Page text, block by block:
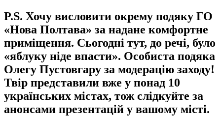
P.S. Хочу висловити окрему подяку ГО
«Нова Полтава» за надане комфортне
приміщення. Сьогодні тут, до речі, було
«яблуку ніде впасти». Особиста подяка
Олегу Пустовгару за модерацію заходу!
Твір представили вже у понад 10
українських містах, тож слідкуйте за
анонсами презентацій у вашому місті.